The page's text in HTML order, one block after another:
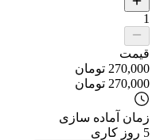
1
قیمت
270,000 تومان
270,000 تومان
زمان آماده سازی
5 روز کاری